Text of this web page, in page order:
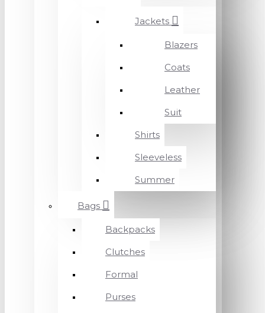
Jackets
Blazers
Coats
Leather
Suit
Shirts
Sleeveless
Summer
Bags
Backpacks
Clutches
Formal
Purses